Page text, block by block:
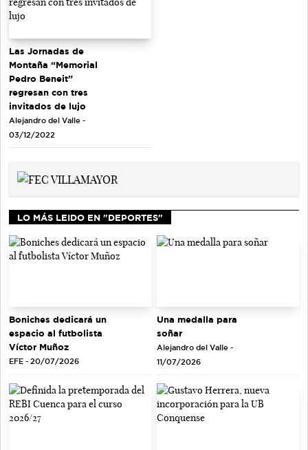
Las Jornadas de
Montaña “Memorial
Pedro Beneit”
regresan con tres
invitados de lujo
Alejandro del Valle -
03/12/2022
LO MÁS LEIDO EN "DEPORTES"
Boniches dedicará un
espacio al futbolista
Víctor Muñoz
EFE - 20/07/2026
Una medalla para
soñar
Alejandro del Valle -
11/07/2026